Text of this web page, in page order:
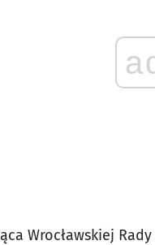
Wrocławskiej